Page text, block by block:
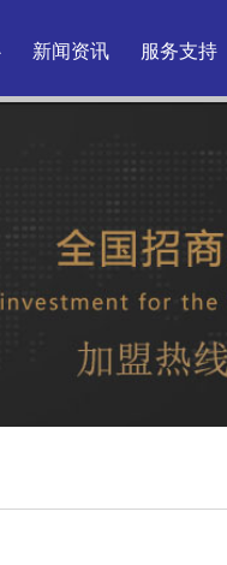
新闻资讯 服务支持